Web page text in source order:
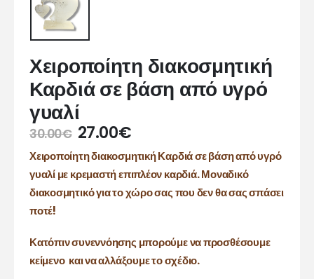
Χειροποίητη διακοσμητική
Καρδιά σε βάση από υγρό
γυαλί
30.00€ 27.00€
Χειροποίητη διακοσμητική Καρδιά σε βάση από υγρό
γυαλί με κρεμαστή επιπλέον καρδιά. Μοναδικό
διακοσμητικό για το χώρο σας που δεν θα σας σπάσει
ποτέ!
Κατόπιν συνεννόησης μπορούμε να προσθέσουμε
κείμενο και να αλλάξουμε το σχέδιο.